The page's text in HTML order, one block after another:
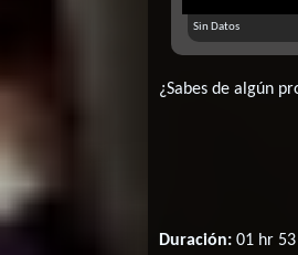
Sin Datos
¿Sabes de algún
Duración: 01 hr